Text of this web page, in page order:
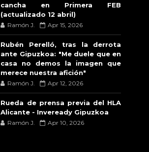
cancha en Primera FEB
(actualizado 12 abril)
Ramón J. Apr 15, 2026
Rubén Perelló, tras la derrota
ante Gipuzkoa: "Me duele que en
casa no demos la imagen que
merece nuestra afición"
Ramón J. Apr 12, 2026
Rueda de prensa previa del HLA
Alicante - Inveready Gipuzkoa
Ramón J. Apr 10, 2026